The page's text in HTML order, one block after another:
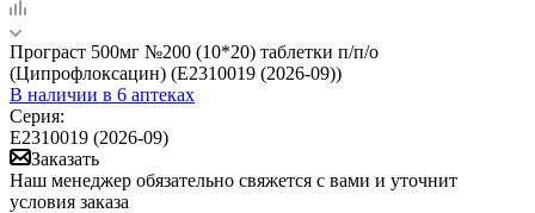
Програст 500мг №200 (10*20) таблетки п/п/о
(Ципрофлоксацин) (Е2310019 (2026-09))
В наличии в 6 аптеках
Серия:
Е2310019 (2026-09)
Заказать
Наш менеджер обязательно свяжется с вами и уточнит
условия заказа